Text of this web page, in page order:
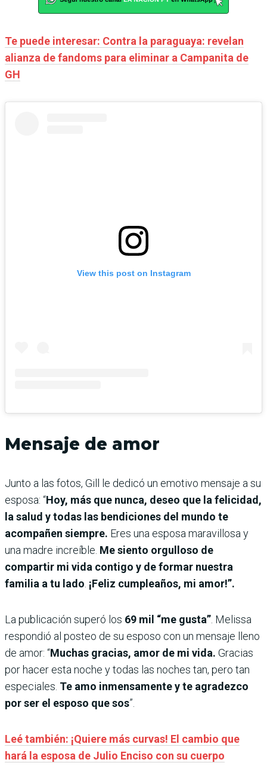
Te puede interesar: Contra la paraguaya: revelan
alianza de fandoms para eliminar a Campanita de
GH
View this post on Instagram
Mensaje de amor
Junto a las fotos, Gill le dedicó un emotivo mensaje a su
esposa: “Hoy, más que nunca, deseo que la felicidad,
la salud y todas las bendiciones del mundo te
acompañen siempre. Eres una esposa maravillosa y
una madre increíble. Me siento orgulloso de
compartir mi vida contigo y de formar nuestra
familia a tu lado ¡Feliz cumpleaños, mi amor!”.
La publicación superó los 69 mil “me gusta” . Melissa
respondió al posteo de su esposo con un mensaje lleno
de amor: “Muchas gracias, amor de mi vida. Gracias
por hacer esta noche y todas las noches tan, pero tan
especiales. Te amo inmensamente y te agradezco
por ser el esposo que sos”.
Leé también: ¡Quiere más curvas! El cambio que
hará la esposa de Julio Enciso con su cuerpo